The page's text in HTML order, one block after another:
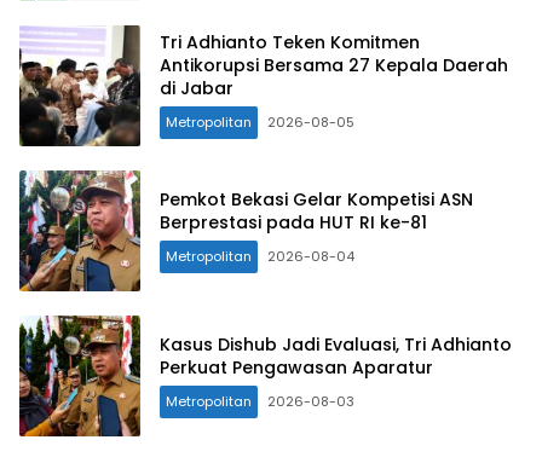
Tri Adhianto Teken Komitmen
Antikorupsi Bersama 27 Kepala Daerah
di Jabar
Metropolitan 2026-08-05
Pemkot Bekasi Gelar Kompetisi ASN
Berprestasi pada HUT RI ke-81
Metropolitan 2026-08-04
Kasus Dishub Jadi Evaluasi, Tri Adhianto
Perkuat Pengawasan Aparatur
Metropolitan 2026-08-03